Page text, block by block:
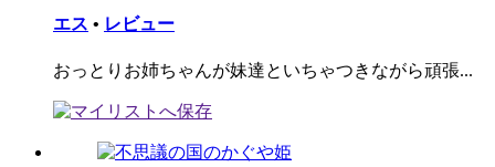
エス • レビュー
おっとりお姉ちゃんが妹達といちゃつきながら頑張...